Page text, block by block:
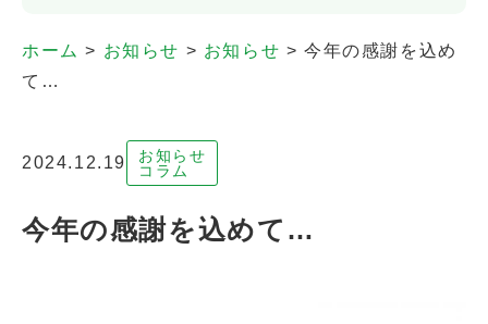
ホーム > お知らせ > お知らせ >今年の感謝を込め
て…
2024.12.19
お知らせ
コラム
今年の感謝を込めて…